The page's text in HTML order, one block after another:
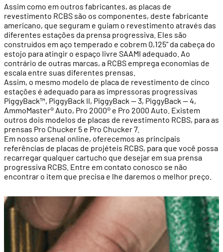
Assim como em outros fabricantes, as placas de
revestimento RCBS são os componentes, deste fabricante
americano, que seguram e guiam o revestimento através das
diferentes estações da prensa progressiva. Eles são
construídos em aço temperado e cobrem 0,125" da cabeça do
estojo para atingir o espaço livre SAAMI adequado. Ao
contrário de outras marcas, a RCBS emprega economias de
escala entre suas diferentes prensas.
Assim, o mesmo modelo de placa de revestimento de cinco
estações é adequado para as impressoras progressivas
PiggyBack™, PiggyBack II, PiggyBack — 3, PiggyBack — 4,
AmmoMaster® Auto, Pro 2000® e Pro 2000 Auto. Existem
outros dois modelos de placas de revestimento RCBS, para as
prensas Pro Chucker 5 e Pro Chucker 7.
Em nosso arsenal online, oferecemos as principais
referências de placas de projéteis RCBS, para que você possa
recarregar qualquer cartucho que desejar em sua prensa
progressiva RCBS. Entre em contato conosco se não
encontrar o item que precisa e lhe daremos o melhor preço.